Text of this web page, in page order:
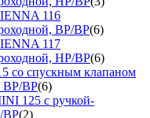
116
ВР/ВР(6)
117
НР/ВР(6)
со спускным клапаном
ВР/ВР(6)
125 с ручкой-
ВР(2)